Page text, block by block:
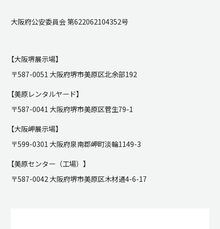
大阪府公安委員会 第622062104352号
【大阪堺展示場】
〒587-0051 大阪府堺市美原区北余部192
【美原レンタルヤード】
〒587-0041 大阪府堺市美原区菅生79-1
【大阪岬展示場】
〒599-0301 大阪府泉南郡岬町淡輪1149-3
【美原センター（工場）】
〒587-0042 大阪府堺市美原区木材通4-6-17